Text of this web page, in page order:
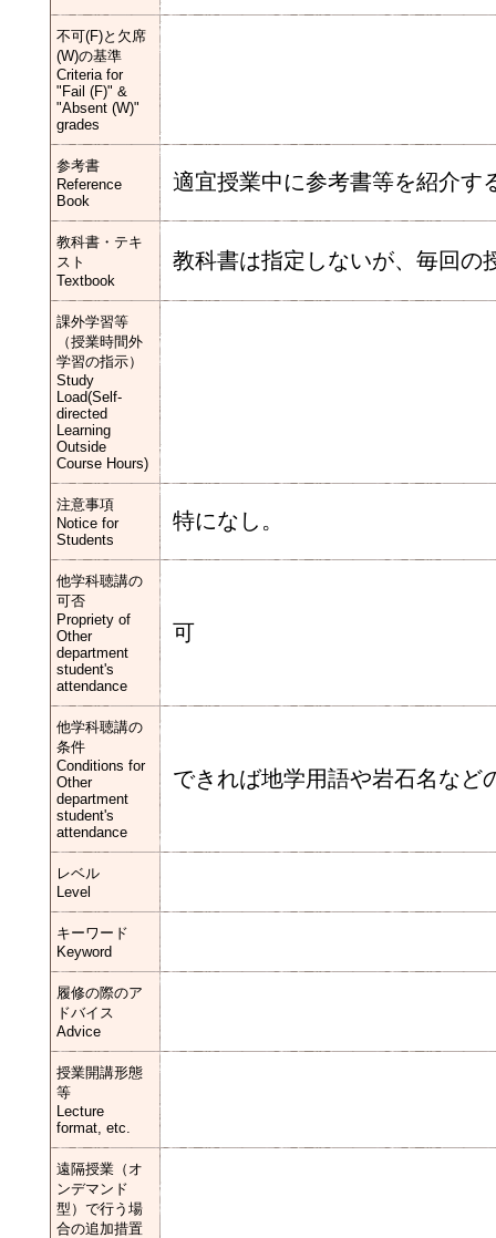
不可(F)と欠席
(W)の基準
Criteria for
"Fail (F)" &
"Absent (W)"
grades
参考書
Reference
Book
適宜授業中に参考書等を紹介す
教科書・テキ
スト
Textbook
教科書は指定しないが、毎回の
課外学習等
（授業時間外
学習の指示）
Study
Load(Self-
directed
Learning
Outside
Course Hours)
注意事項
Notice for
Students
特になし。
他学科聴講の
可否
Propriety of
Other
department
student's
attendance
可
他学科聴講の
条件
Conditions for
Other
department
student's
attendance
できれば地学用語や岩石名など
レベル
Level
キーワード
Keyword
履修の際のア
ドバイス
Advice
授業開講形態
等
Lecture
format, etc.
遠隔授業（オ
ンデマンド
型）で行う場
合の追加措置